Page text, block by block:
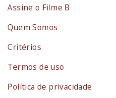
Assine o Filme B
Quem Somos
Critérios
Termos de uso
Política de privacidade